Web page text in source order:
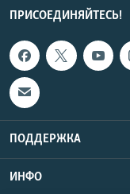
ПРИСОЕДИНЯЙТЕСЬ!
ПОДДЕРЖКА
ИНФО